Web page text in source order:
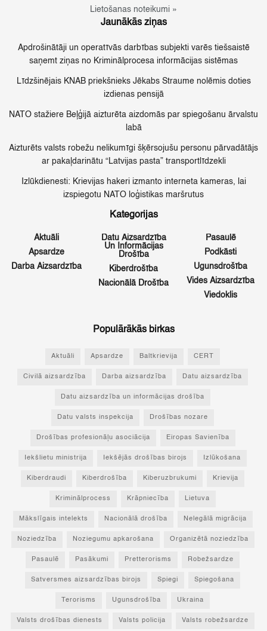
Lietošanas noteikumi »
Jaunākās ziņas
Apdrošinātāji un operatīvās darbības subjekti varēs tiešsaistē
saņemt ziņas no Kriminālprocesa informācijas sistēmas
Līdzšinējais KNAB priekšnieks Jēkabs Straume nolēmis doties
izdienas pensijā
NATO stažiere Beļģijā aizturēta aizdomās par spiegošanu ārvalstu
labā
Aizturēts valsts robežu nelikumīgi šķērsojušu personu pārvadātājs
ar pakaļdarinātu “Latvijas pasta” transportlīdzekli
Izlūkdienesti: Krievijas hakeri izmanto interneta kameras, lai
izspiegotu NATO loģistikas maršrutus
Kategorijas
Aktuāli
Apsardze
Darba Aizsardzība
Datu Aizsardzība
Un Informācijas
Drošība
Kiberdrošība
Nacionālā Drošība
Pasaulē
Podkāsti
Ugunsdrošība
Vides Aizsardzība
Viedoklis
Populārākās birkas
Aktuāli Apsardze Baltkrievija CERT
Civilā aizsardzība Darba aizsardzība Datu aizsardzība
Datu aizsardzība un informācijas drošība
Datu valsts inspekcija Drošības nozare
Drošības profesionāļu asociācija Eiropas Savienība
Iekšlietu ministrija Iekšējās drošības birojs Izlūkošana
Kiberdraudi Kiberdrošība Kiberuzbrukumi Krievija
Kriminālprocess Krāpniecība Lietuva
Mākslīgais intelekts Nacionālā drošība Nelegālā migrācija
Noziedzība Noziegumu apkarošana Organizētā noziedzība
Pasaulē Pasākumi Pretterorisms Robežsardze
Satversmes aizsardzības birojs Spiegi Spiegošana
Terorisms Ugunsdrošība Ukraina
Valsts drošības dienests Valsts policija Valsts robežsardze